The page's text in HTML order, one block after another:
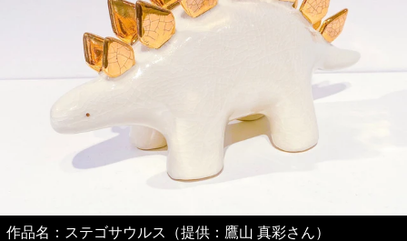
作品名：ステゴサウルス（提供：鷹山 真彩さん）